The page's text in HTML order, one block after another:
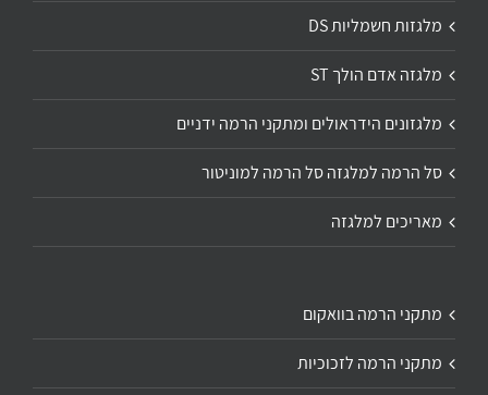
מלגזות חשמליות DS
מלגזה אדם הולך ST
מלגזונים הידראולים ומתקני הרמה ידניים
סל הרמה למלגזה סל הרמה למוניטור
מאריכים למלגזה
מתקני הרמה בוואקום
מתקני הרמה לזכוכיות